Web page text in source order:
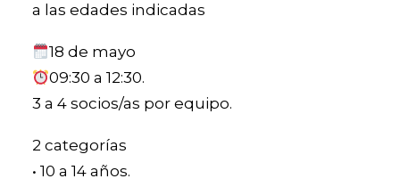
a las edades indicadas
18 de mayo
09:30 a 12:30.
3 a 4 socios/as por equipo.
2 categorías
•⁠ ⁠10 a 14 años.